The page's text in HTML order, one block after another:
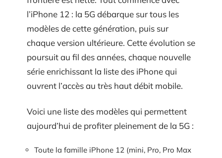
l’iPhone 12 : la 5G débarque sur tous les
modèles de cette génération, puis sur
chaque version ultérieure. Cette évolution se
poursuit au fil des années, chaque nouvelle
série enrichissant la liste des iPhone qui
ouvrent l’accès au très haut débit mobile.
Voici une liste des modèles qui permettent
aujourd’hui de profiter pleinement de la 5G :
Toute la famille iPhone 12 (mini, Pro, Pro Max